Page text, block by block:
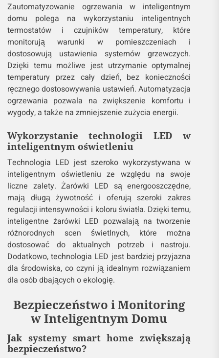
Zautomatyzowanie ogrzewania w inteligentnym
domu polega na wykorzystaniu inteligentnych
termostatów i czujników temperatury, które
monitorują warunki w pomieszczeniach i
dostosowują ustawienia systemów grzewczych.
Dzięki temu możliwe jest utrzymanie optymalnej
temperatury przez cały dzień, bez konieczności
ręcznego dostosowywania ustawień. Automatyzacja
ogrzewania pozwala na zwiększenie komfortu i
wygody, a także na zmniejszenie zużycia energii.
Wykorzystanie technologii LED w
inteligentnym oświetleniu
Technologia LED jest szeroko wykorzystywana w
inteligentnym oświetleniu ze względu na swoje
liczne zalety. Żarówki LED są energooszczędne,
mają długą żywotność i oferują szeroki zakres
regulacji intensywności i koloru światła. Dzięki temu,
inteligentne żarówki LED pozwalają na tworzenie
różnorodnych scen świetlnych, które można
dostosować do aktualnych potrzeb i nastroju.
Dodatkowo, technologia LED jest bardziej przyjazna
dla środowiska, co czyni ją idealnym rozwiązaniem
dla osób dbających o ekologię.
Bezpieczeństwo i Monitoring
w Inteligentnym Domu
Jak systemy smart home zwiększają
bezpieczeństwo?